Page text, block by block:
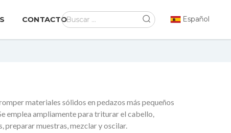
CONTACTO Español
materiales sólidos en pedazos más pequeños
emplea ampliamente para triturar el cabello,
preparar muestras, mezclar y oscilar.